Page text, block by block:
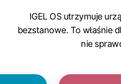
IGEL OS utrzymuje
bezstanowe. To właśnie
nie